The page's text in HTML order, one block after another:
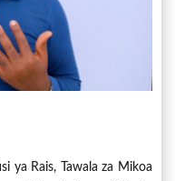
ya Rais, Tawala za Mikoa